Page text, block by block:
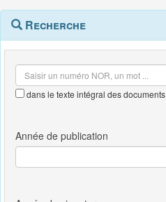
Navigation
outils
Menu
contextuel
Recherche
dans le texte intégral des documents